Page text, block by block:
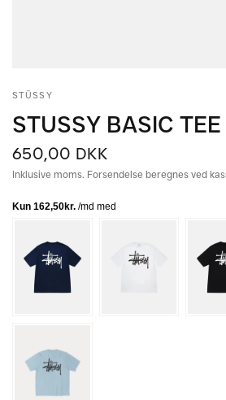
STÜSSY
STUSSY BASIC
650,00 DKK
Inklusive moms. Forsendelse beregnes ved